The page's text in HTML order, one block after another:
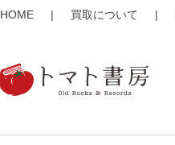
HOME | 買取について |